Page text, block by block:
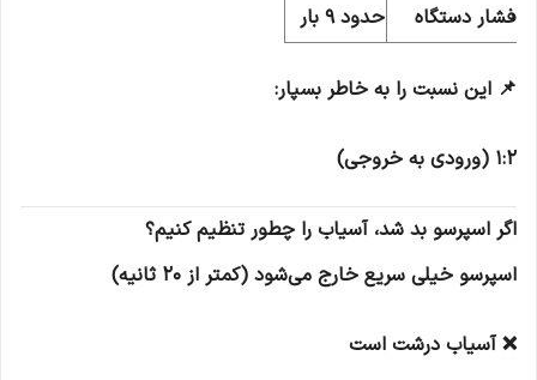
فشار دستگاه
حدود 9 بار
📌 این نسبت را به خاطر بسپار:
1:2 (ورودی به خروجی)
اگر اسپرسو بد شد، آسیاب را چطور تنظیم کنیم؟
اسپرسو خیلی سریع خارج می‌شود (کمتر از 20 ثانیه)
❌ آسیاب درشت است